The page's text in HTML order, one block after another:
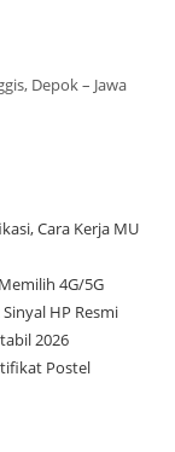
Depok – Jawa
Cara Kerja MU
4G/5G
HP Resmi
2026
Postel